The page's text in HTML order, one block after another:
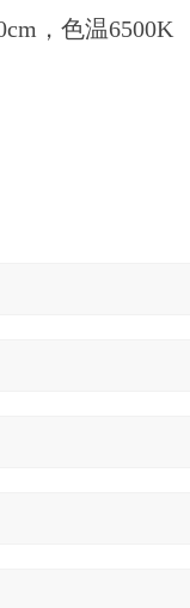
，色温6500K